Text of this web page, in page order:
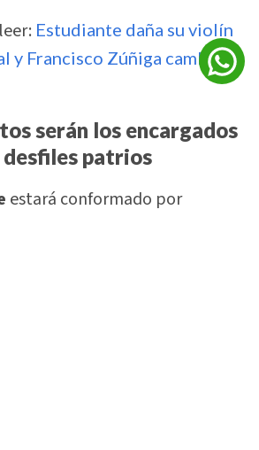
Estudiante daña su violín
y Francisco Zúñiga cambia su
serán los encargados
patrios
estará conformado por